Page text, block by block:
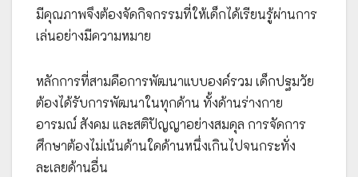
มีคุณภาพจึงต้องจัดกิจกรรมที่ให้เด็กได้เรียนรู้ผ่านการ
เล่นอย่างมีความหมาย
หลักการที่สามคือการพัฒนาแบบองค์รวม เด็กปฐมวัย
ต้องได้รับการพัฒนาในทุกด้าน ทั้งด้านร่างกาย
อารมณ์ สังคม และสติปัญญาอย่างสมดุล การจัดการ
ศึกษาต้องไม่เน้นด้านใดด้านหนึ่งเกินไปจนกระทั่ง
ละเลยด้านอื่น